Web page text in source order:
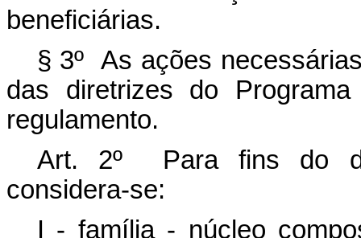
beneficiárias.
§ 3º As ações
das diretrizes do
regulamento.
Art. 2º Para fins do
considera-se:
I - família - núcleo